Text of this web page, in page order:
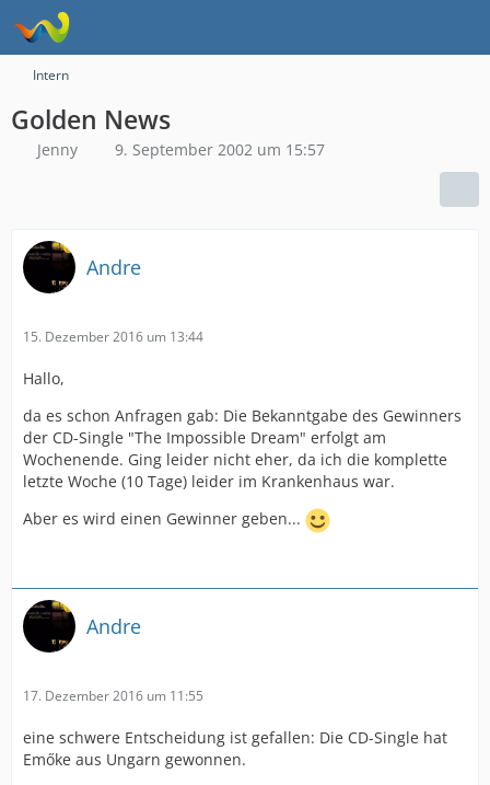
Intern
Golden News
Jenny 9. September 2002 um 15:57
Andre
15. Dezember 2016 um 13:44
Hallo,
da es schon Anfragen gab: Die Bekanntgabe des Gewinners
der CD-Single "The Impossible Dream" erfolgt am
Wochenende. Ging leider nicht eher, da ich die komplette
letzte Woche (10 Tage) leider im Krankenhaus war.
Aber es wird einen Gewinner geben...
Andre
17. Dezember 2016 um 11:55
eine schwere Entscheidung ist gefallen: Die CD-Single hat
Emőke aus Ungarn gewonnen.